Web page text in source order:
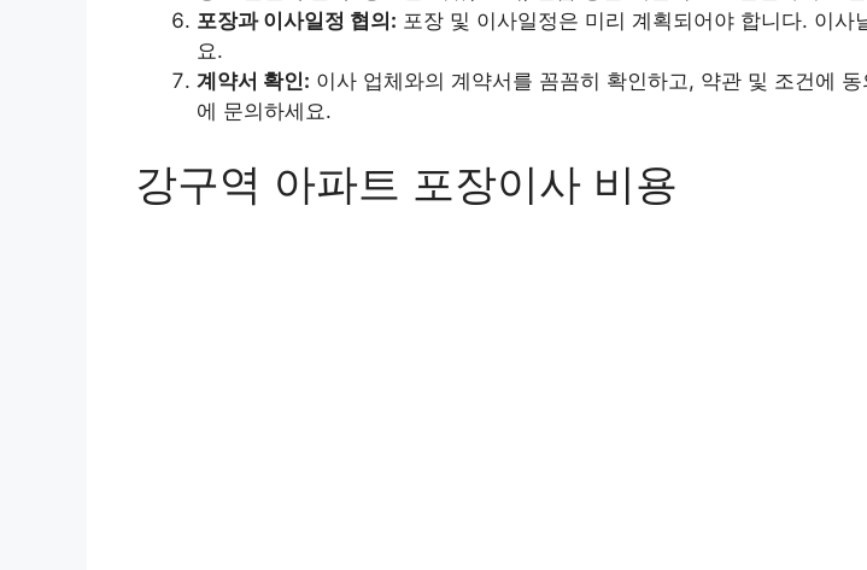
포장과 이사일정 협의: 포장 및 이사일정은 미리 계획되어야 합니다. 이
요.
계약서 확인: 이사 업체와의 계약서를 꼼꼼히 확인하고, 약관 및 조건에
에 문의하세요.
강구역 아파트 포장이사 비용